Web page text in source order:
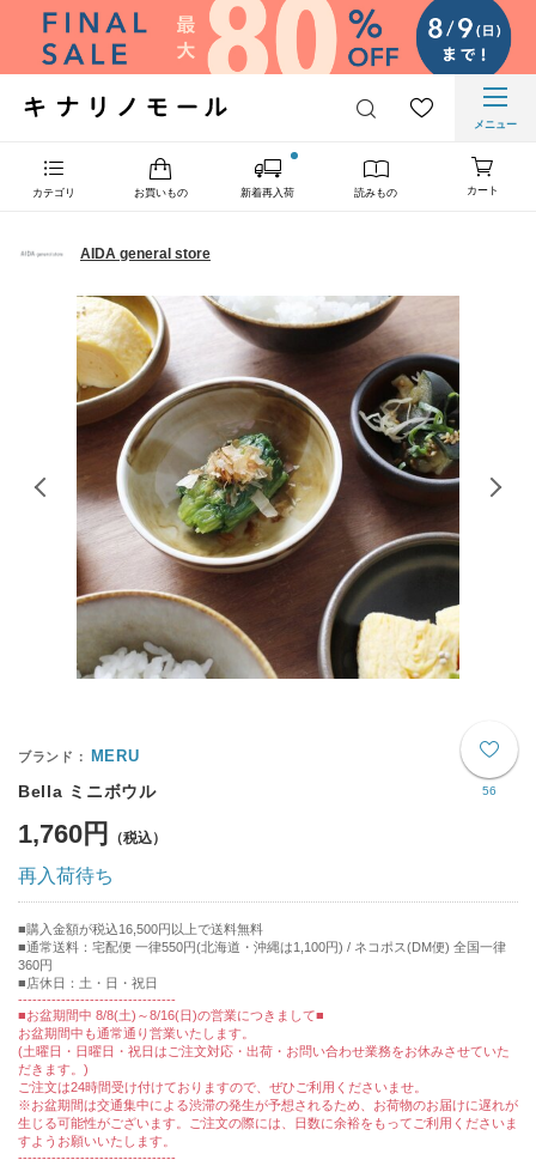
メニュー
カテゴリ お買いもの 新着再入荷 読みもの カート
AIDA general store
56
MERU
Bella ミニボウル
1,760円
再入荷待ち
購入金額が税込16,500円以上で送料無料
通常送料：宅配便 一律550円(北海道・沖縄は1,100円) / ネコポス(DM便) 全国一律
360円
■店休日：土・日・祝日
---------------------------------
■お盆期間中 8/8(土)～8/16(日)の営業につきまして■
お盆期間中も通常通り営業いたします。
(土曜日・日曜日・祝日はご注文対応・出荷・お問い合わせ業務をお休みさせていた
だきます。)
ご注文は24時間受け付けておりますので、ぜひご利用くださいませ。
※お盆期間は交通集中による渋滞の発生が予想されるため、お荷物のお届けに遅れが
生じる可能性がございます。ご注文の際には、日数に余裕をもってご利用くださいま
すようお願いいたします。
---------------------------------